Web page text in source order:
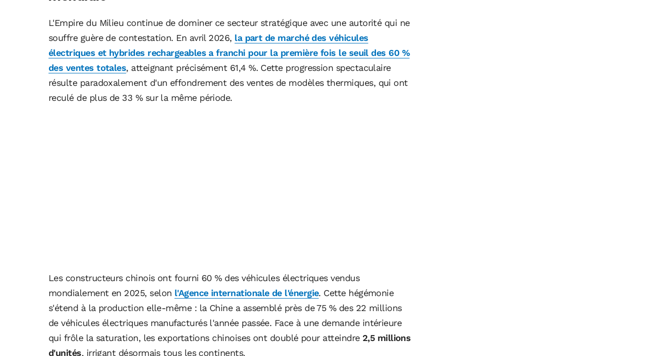
L'Empire du Milieu continue de dominer ce secteur stratégique avec une autorité qui ne
souffre guère de contestation. En avril 2026, la part de marché des véhicules
électriques et hybrides rechargeables a franchi pour la première fois le seuil des 60 %
des ventes totales, atteignant précisément 61,4 %. Cette progression spectaculaire
résulte paradoxalement d'un effondrement des ventes de modèles thermiques, qui ont
reculé de plus de 33 % sur la même période.
Les constructeurs chinois ont fourni 60 % des véhicules électriques vendus
mondialement en 2025, selon l'Agence internationale de l'énergie. Cette hégémonie
s'étend à la production elle-même : la Chine a assemblé près de 75 % des 22 millions
de véhicules électriques manufacturés l'année passée. Face à une demande intérieure
qui frôle la saturation, les exportations chinoises ont doublé pour atteindre 2,5 millions
d'unités, irrigant désormais tous les continents.